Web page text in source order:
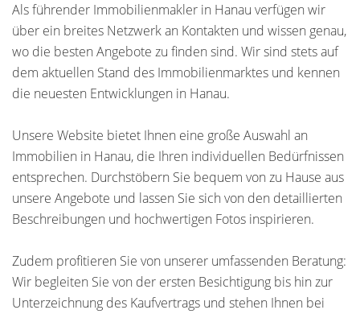
Als führender Immobilienmakler in Hanau verfügen wir
über ein breites Netzwerk an Kontakten und wissen genau,
wo die besten Angebote zu finden sind. Wir sind stets auf
dem aktuellen Stand des Immobilienmarktes und kennen
die neuesten Entwicklungen in Hanau.
Unsere Website bietet Ihnen eine große Auswahl an
Immobilien in Hanau, die Ihren individuellen Bedürfnissen
entsprechen. Durchstöbern Sie bequem von zu Hause aus
unsere Angebote und lassen Sie sich von den detaillierten
Beschreibungen und hochwertigen Fotos inspirieren.
Zudem profitieren Sie von unserer umfassenden Beratung:
Wir begleiten Sie von der ersten Besichtigung bis hin zur
Unterzeichnung des Kaufvertrags und stehen Ihnen bei